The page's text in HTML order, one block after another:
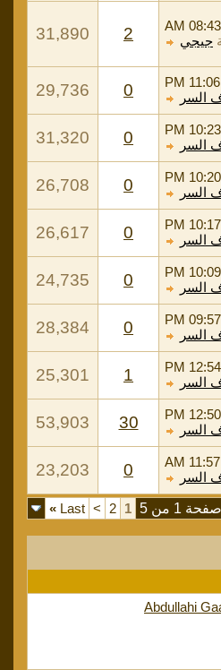
08:43 AM
جيجي 2
31,890
11:06 PM
السر 0
29,736
10:23 PM
السر 0
31,320
10:20 PM
السر 0
26,708
10:17 PM
السر 0
26,617
10:09 PM
السر 0
24,735
09:57 PM
السر 0
28,384
12:54 PM
السر 1
25,301
12:50 PM
السر 30
53,903
11:57 AM
السر 0
23,203
صفحة 1 من 5 1
2
>
Last
»
Abdullahi